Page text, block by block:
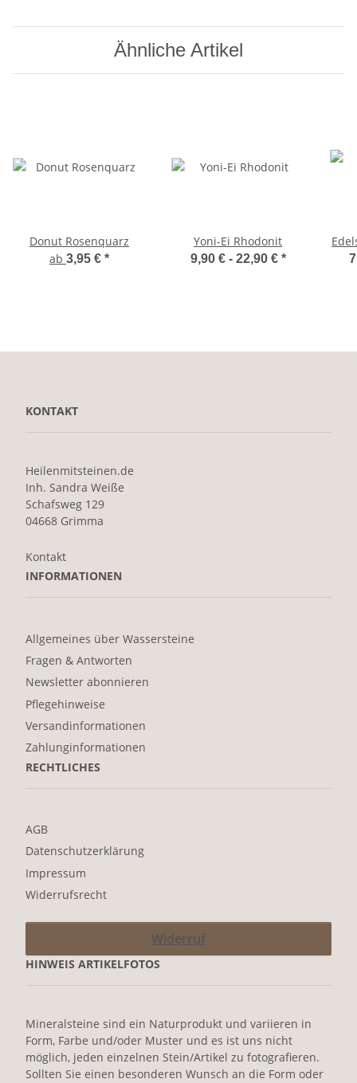
Ähnliche Artikel
Donut Rosenquarz
ab 3,95 € *
Yoni-Ei Rhodonit
9,90 € - 22,90 € *
KONTAKT
Heilenmitsteinen.de
Inh. Sandra Weiße
Schafsweg 129
04668 Grimma
Kontakt
INFORMATIONEN
Allgemeines über Wassersteine
Fragen & Antworten
Newsletter abonnieren
Pflegehinweise
Versandinformationen
Zahlunginformationen
RECHTLICHES
AGB
Datenschutzerklärung
Impressum
Widerrufsrecht
Widerruf
HINWEIS ARTIKELFOTOS
Mineralsteine sind ein Naturprodukt und variieren in
Form, Farbe und/oder Muster und es ist uns nicht
möglich, jeden einzelnen Stein/Artikel zu fotografieren.
Sollten Sie einen besonderen Wunsch an die Form oder